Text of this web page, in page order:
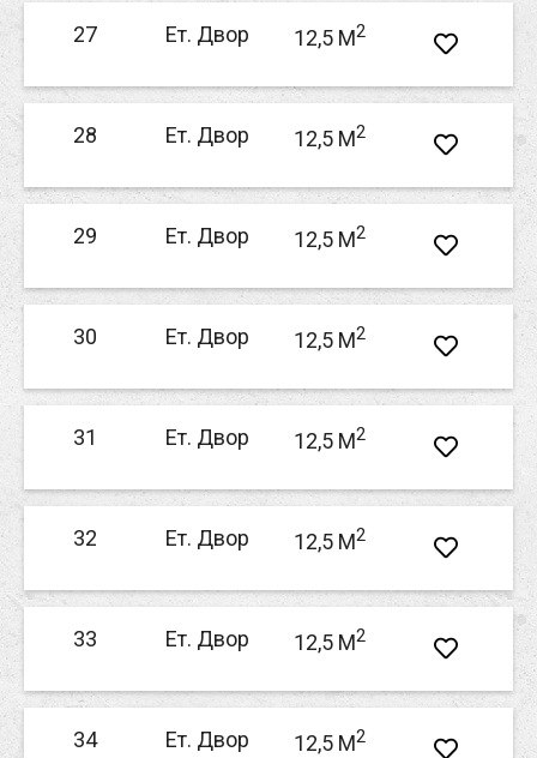
27 Ет. Двор 12,5 M2
28 Ет. Двор 12,5 M2
29 Ет. Двор 12,5 M2
30 Ет. Двор 12,5 M2
31 Ет. Двор 12,5 M2
32 Ет. Двор 12,5 M2
33 Ет. Двор 12,5 M2
34 Ет. Двор 12,5 M2